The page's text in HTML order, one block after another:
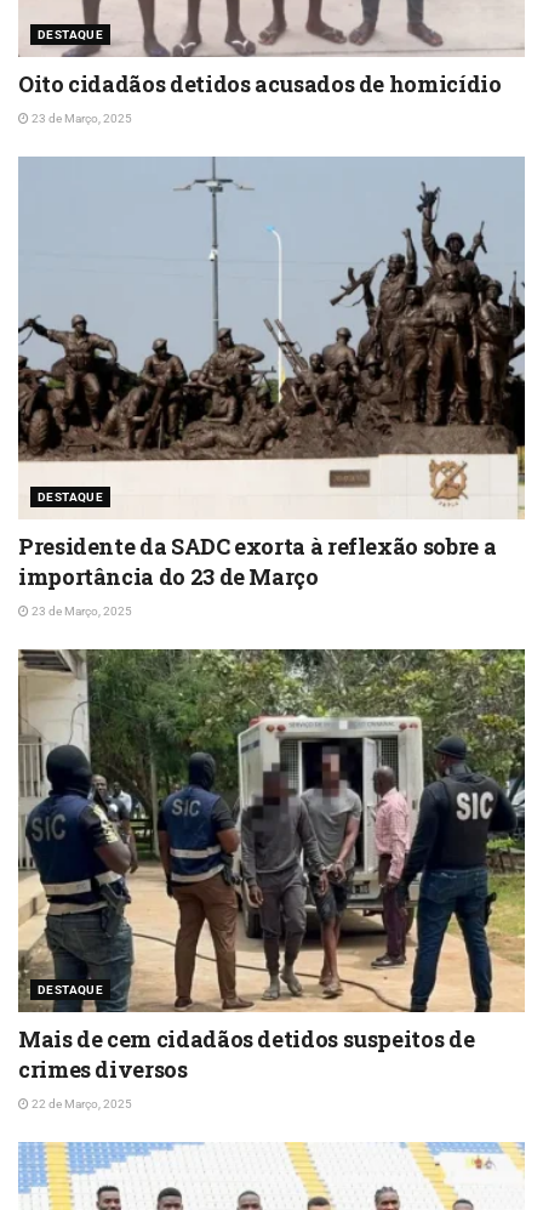
DESTAQUE
Oito cidadãos detidos acusados de homicídio
23 de Março, 2025
DESTAQUE
Presidente da SADC exorta à reflexão sobre a
importância do 23 de Março
23 de Março, 2025
DESTAQUE
Mais de cem cidadãos detidos suspeitos de
crimes diversos
22 de Março, 2025